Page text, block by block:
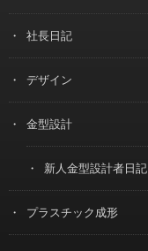
社長日記
デザイン
金型設計
新人金型設計者日記
プラスチック成形